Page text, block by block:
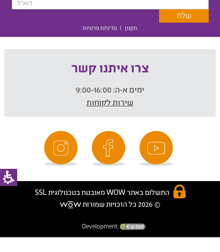
תקנון | מדיניות פרטיות
צרו איתנו קשר
ימים א-ה:
שירות לקוחות
התשלום באתר WOW מאובטח בטכנולוגית SSL
© 2026 כל הזכויות שמורות
Development: